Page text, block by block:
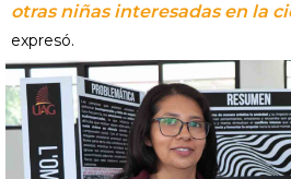
otras niñas interesadas en la
expresó.